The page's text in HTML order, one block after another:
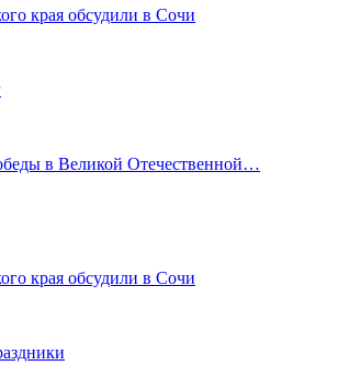
края обсудили в Сочи
в Великой Отечественной…
края обсудили в Сочи